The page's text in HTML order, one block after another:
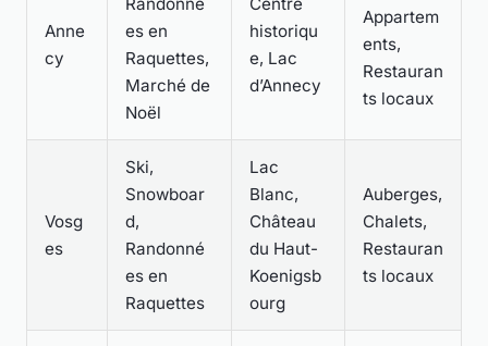
Anne
cy
es en
Raquettes,
Marché de
Noël
historiqu
e, Lac
d’Annecy
Appartem
ents,
Restauran
ts locaux
Vosg
es
Ski,
Snowboar
d,
Randonné
es en
Raquettes
Lac
Blanc,
Château
du Haut-
Koenigsb
ourg
Auberges,
Chalets,
Restauran
ts locaux